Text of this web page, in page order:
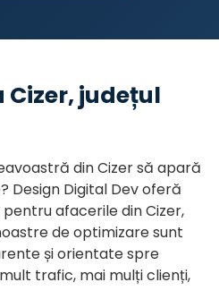
Cizer, județul
din Cizer să apară
Design Digital Dev oferă
afacerile din Cizer,
de optimizare sunt
și orientate spre
trafic, mai mulți clienți,